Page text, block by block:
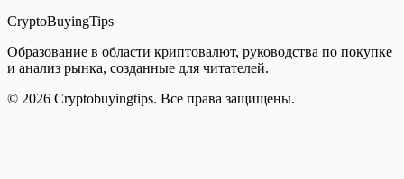
CryptoBuyingTips
Образование в области криптовалют, руководства по покупке
и анализ рынка, созданные для читателей.
© 2026 Cryptobuyingtips. Все права защищены.